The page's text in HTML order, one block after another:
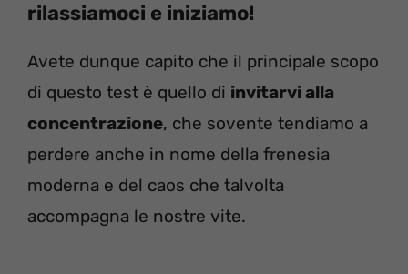
rilassiamoci e iniziamo!
Avete dunque capito che il principale scopo
di questo test è quello di invitarvi alla
concentrazione, che sovente tendiamo a
perdere anche in nome della frenesia
moderna e del caos che talvolta
accompagna le nostre vite.